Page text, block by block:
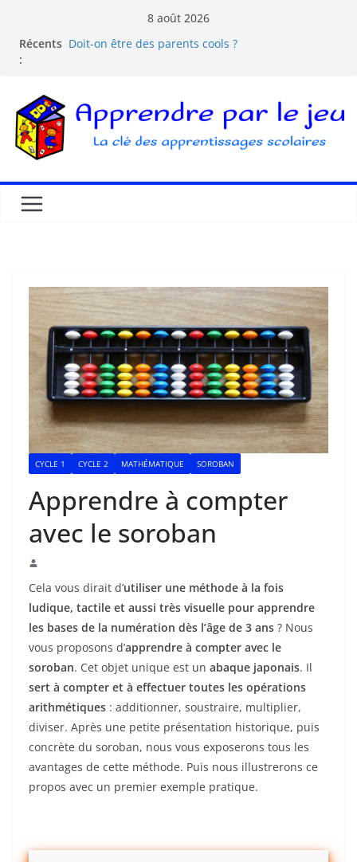
8 août 2026
Récents
:
Doit-on être des parents cools ?
La pédagogie Montessori est-elle ludique ?
CYCLE 1 CYCLE 2 MATHÉMATIQUE SOROBAN
Apprendre à compter
avec le soroban
Cela vous dirait d’utiliser une méthode à la fois
ludique, tactile et aussi très visuelle pour apprendre
les bases de la numération dès l’âge de 3 ans ? Nous
vous proposons d’apprendre à compter avec le
soroban. Cet objet unique est un abaque japonais. Il
sert à compter et à effectuer toutes les opérations
arithmétiques : additionner, soustraire, multiplier,
diviser. Après une petite présentation historique, puis
concrète du soroban, nous vous exposerons tous les
avantages de cette méthode. Puis nous illustrerons ce
propos avec un premier exemple pratique.